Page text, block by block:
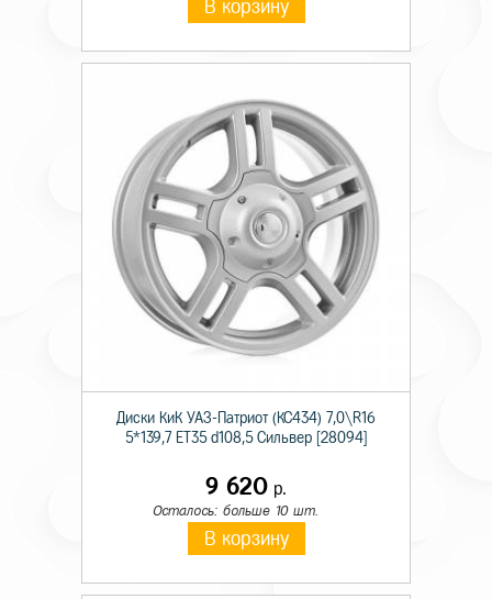
В корзину
Диски КиК УАЗ-Патриот (КС434) 7,0\R16
5*139,7 ET35 d108,5 Сильвер [28094]
9 620 р.
Осталось: больше 10 шт.
В корзину